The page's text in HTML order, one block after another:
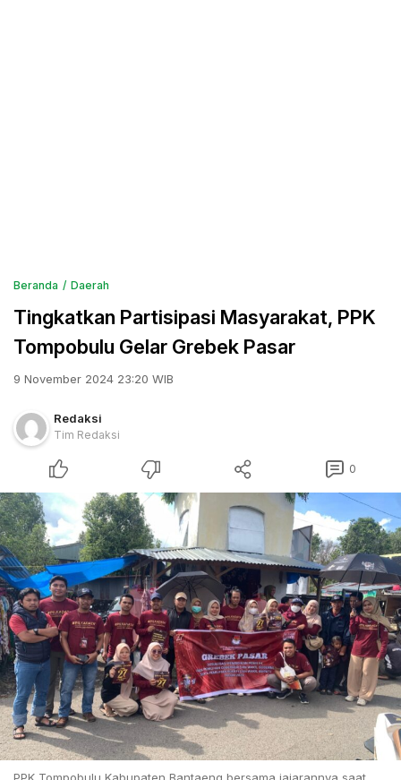
Beranda Daerah
Tingkatkan Partisipasi Masyarakat, PPK
Tompobulu Gelar Grebek Pasar
9 November 2024 23:20 WIB
Redaksi
Tim Redaksi
0
PPK Tompobulu Kabupaten Bantaeng bersama jajarannya saat